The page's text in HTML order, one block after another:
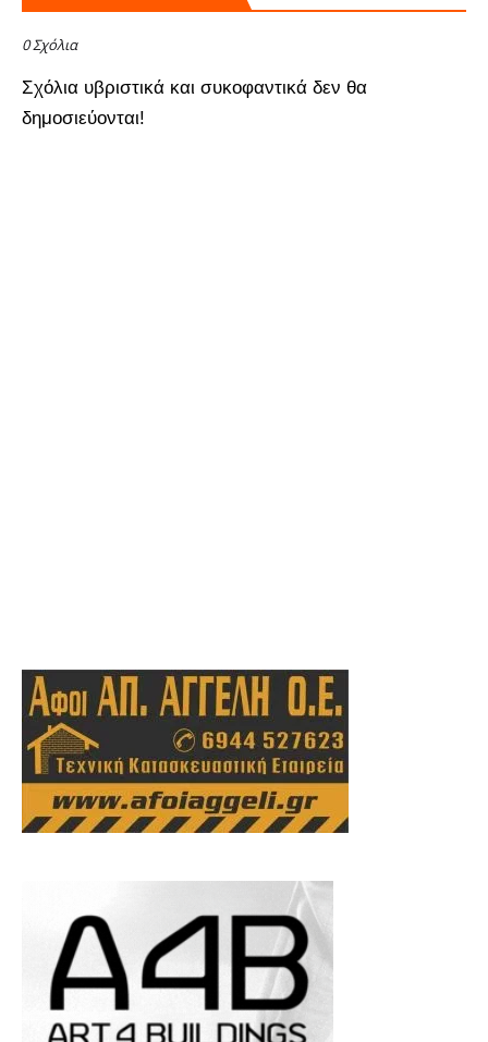
0 Σχόλια
Σχόλια υβριστικά και συκοφαντικά δεν θα
δημοσιεύονται!